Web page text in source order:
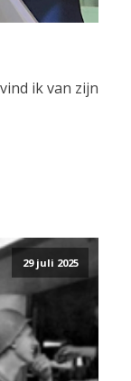
ik van zijn
29 juli 2025